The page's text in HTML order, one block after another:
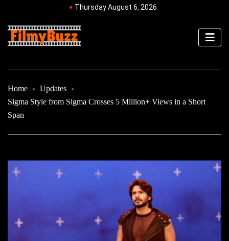
Thursday August 6, 2026
Home
Updates
Sigma Style from Sigma Crosses 5 Million+ Views in a Short
Span